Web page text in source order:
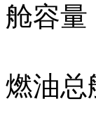
舱容量
燃油总